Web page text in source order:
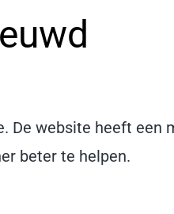
De website heeft een
beter te helpen.